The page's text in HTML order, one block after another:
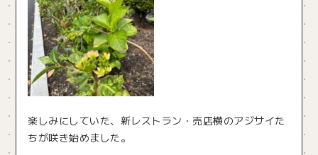
楽しみにしていた、新レストラン・売店横のアジサイた
ちが咲き始めました。